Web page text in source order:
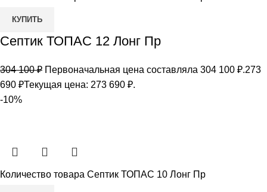
КУПИТЬ
Септик ТОПАС 12 Лонг Пр
304 100₽ Первоначальная цена составляла 304 100 ₽.273
690 ₽Текущая цена: 273 690 ₽.
-10%
Количество товара Септик ТОПАС 10 Лонг Пр